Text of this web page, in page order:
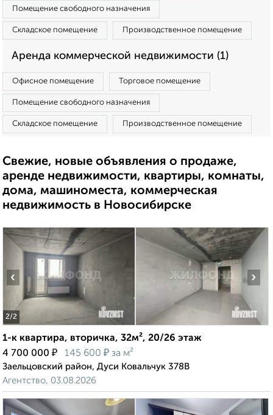
Помещение свободного назначения
Складское помещение Производственное помещение
Аренда коммерческой недвижимости (1)
Офисное помещение Торговое помещение
Помещение свободного назначения
Складское помещение Производственное помещение
Свежие, новые объявления о продаже,
аренде недвижимости, квартиры, комнаты,
дома, машиноместа, коммерческая
недвижимость в Новосибирске
2/2
‹ ›
1-к квартира, вторичка, 32м², 20/26 этаж
4 700 000 ₽ 145 600 ₽ за м²
Заельцовский район, Дуси Ковальчук 378В
Агентство, 03.08.2026